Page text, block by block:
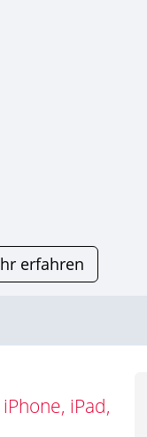
erfahren
iPad,